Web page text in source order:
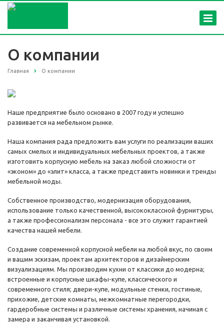
О компании
Главная О компании
Наше предприятие было основано в 2007 году и успешно
развивается на мебельном рынке.
Наша компания рада предложить вам услуги по реализации ваших
самых смелых и индивидуальных мебельных проектов, а также
изготовить корпусную мебель на заказ любой сложности от
«эконом» до «элит» класса, а также представить новинки и тренды
мебельной моды.
Собственное производство, модернизация оборудования,
использование только качественной, высококлассной фурнитуры,
а также профессионализм персонала - все это служит гарантией
качества нашей мебели.
Создание современной корпусной мебели на любой вкус, по своим
и вашим эскизам, проектам архитекторов и дизайнерским
визуализациям. Мы производим кухни от классики до модерна;
встроенные и корпусные шкафы-купе, классического и
современного стиля; двери-купе, модульные стенки, гостиные,
прихожие, детские комнаты, межкомнатные перегородки,
гардеробные системы и различные системы хранения, начиная с
замера и заканчивая установкой.